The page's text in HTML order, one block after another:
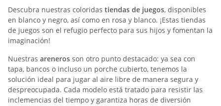
Descubra nuestras coloridas tiendas de juegos, disponibles
en blanco y negro, así como en rosa y blanco. ¡Estas tiendas
de juegos son el refugio perfecto para sus hijos y fomentan la
imaginación!
Nuestras areneros son otro punto destacado: ya sea con
tapa, bancos o incluso un porche cubierto, tenemos la
solución ideal para jugar al aire libre de manera segura y
despreocupada. Cada modelo está tratado para resistir las
inclemencias del tiempo y garantiza horas de diversión